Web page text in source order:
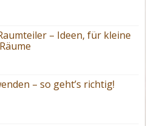
– Ideen, für kleine
– so geht’s richtig!